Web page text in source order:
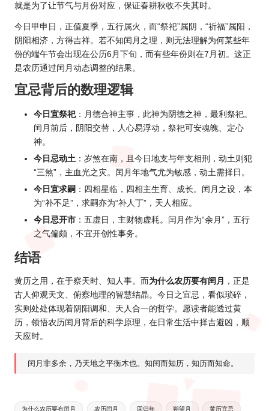
就是为了让节气与月份对应，保证春耕秋收不失其时。
今日甲申日，正值夏季，五行属火，而“祭祀”属阴，“祈福”属阳，
阴阳相济，方得吉祥。若不知闰月之理，则无法理解为何某些年
份的端午节会出现在公历6月下旬，而有些年份则在7月初。这正
是农历通过闰月动态调整的结果。
宜忌背后的数理逻辑
今日宜祭祀：月德合神主事，此神为阴德之神，最利祭祀。
闰月前后，阴阳交替，人心易浮动，祭祀可安魂魄、定心
神。
今日忌动土 ：岁煞在南，且今日地支与年支相刑，动土则犯
“三煞”，主血光之灾。闰月年地气尤为敏感，动土需择日。
今日宜求嗣 ：四相星临，四相主生育、成长。闰月之设，本
为“补不足”，求嗣亦为“补人丁”，天人相应。
今日忌开市 ：五虚日，主财物虚耗。闰月作为“余月”，五行
之气偏颇，不宜开创性事务。
结语
黄历之用，在于察天时、知人事。而 为什么农历要有闰月
，正是
古人仰观天文、俯察地理的智慧结晶。今日之宜忌，看似琐碎，
实则处处体现着阴阳调和、天人合一的哲学。愿读者能透过黄
历，领悟农历闰月背后的科学原理，在日常生活中择吉避凶，顺
天应时。
闰月非多余，乃天地之平衡木也。知闰而知历，知历而知命。
Tags:
为什么农历要有闰月 农历闰月 回归年 朔望月 黄历宜忌